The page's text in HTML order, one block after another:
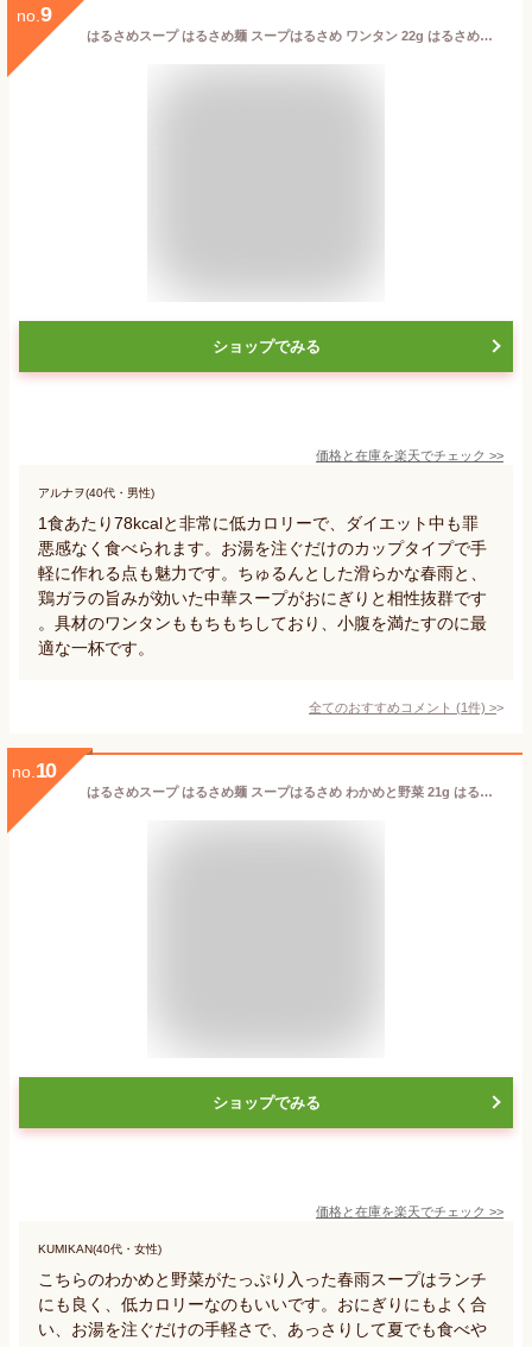
no. 9
はるさめスープ はるさめ麺 スープはるさめ ワンタン 22g はるさめスープ はるさめ麺 ヘルシー スープはるさめ カップスープ 春雨 低カロリー カップ麺 おにぎりに合う ワンタン インスタント 即席 エースコック ACECOOK エースコック
ショップでみる
価格と在庫を楽天でチェック >>
アルナヲ(40代・男性)
1食あたり78kcalと非常に低カロリーで、ダイエット中も罪
悪感なく食べられます。お湯を注ぐだけのカップタイプで手
軽に作れる点も魅力です。ちゅるんとした滑らかな春雨と、
鶏ガラの旨みが効いた中華スープがおにぎりと相性抜群です
。具材のワンタンももちもちしており、小腹を満たすのに最
適な一杯です。
全てのおすすめコメント (1件) >
no. 10
はるさめスープ はるさめ麺 スープはるさめ わかめと野菜 21g はるさめスープ はるさめ麺 ヘルシー スープはるさめ カップスープ 春雨 低カロリー カップ麺 おにぎりに合う わかめ インスタント 即席 エースコック ACECOOK エースコック
ショップでみる
価格と在庫を楽天でチェック >>
KUMIKAN(40代・女性)
こちらのわかめと野菜がたっぷり入った春雨スープはランチ
にも良く、低カロリーなのもいいです。おにぎりにもよく合
い、お湯を注ぐだけの手軽さで、あっさりして夏でも食べや